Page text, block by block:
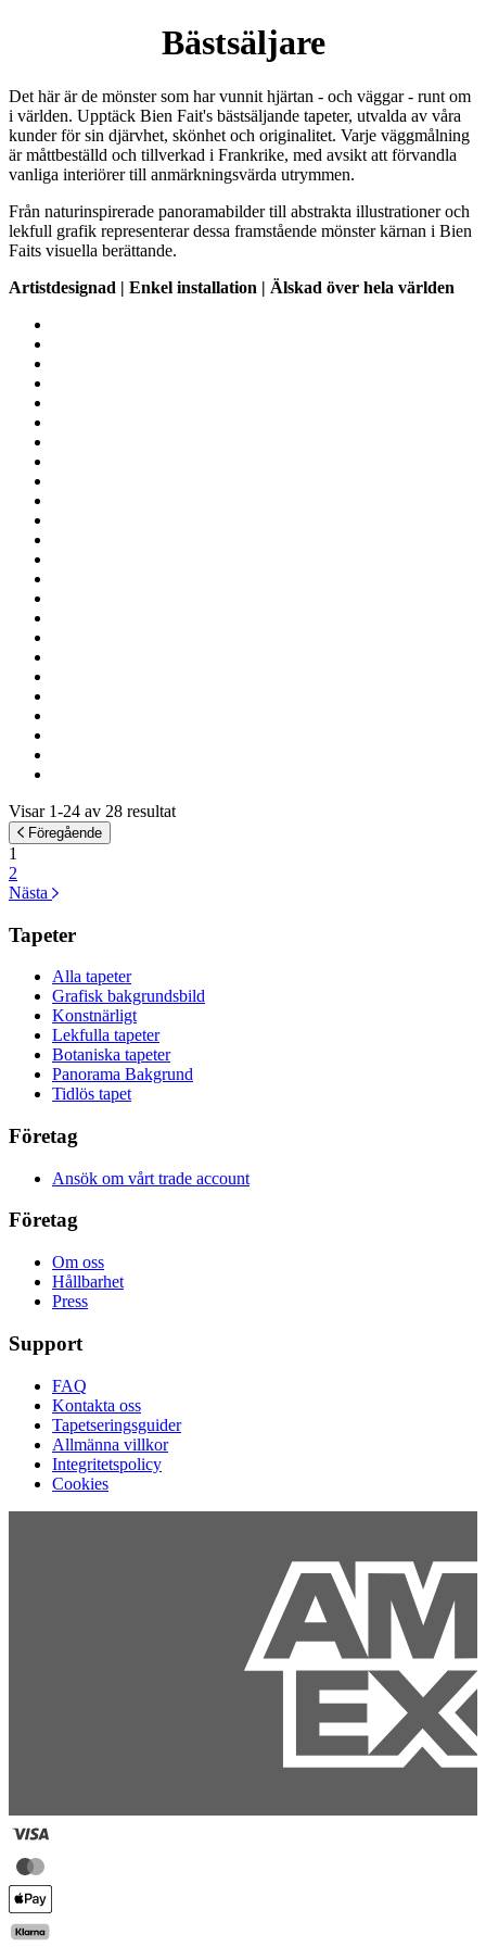
Bästsäljare
Det här är de mönster som har vunnit hjärtan - och väggar - runt om
i världen. Upptäck Bien Fait's bästsäljande tapeter, utvalda av våra
kunder för sin djärvhet, skönhet och originalitet. Varje väggmålning
är måttbeställd och tillverkad i Frankrike, med avsikt att förvandla
vanliga interiörer till anmärkningsvärda utrymmen.
Från naturinspirerade panoramabilder till abstrakta illustrationer och
lekfull grafik representerar dessa framstående mönster kärnan i Bien
Faits visuella berättande.
Artistdesignad | Enkel installation | Älskad över hela världen
Visar 1-24 av 28 resultat
Föregående
1
2
Nästa
Tapeter
Alla tapeter
Grafisk bakgrundsbild
Konstnärligt
Lekfulla tapeter
Botaniska tapeter
Panorama Bakgrund
Tidlös tapet
Företag
Ansök om vårt trade account
Företag
Om oss
Hållbarhet
Press
Support
FAQ
Kontakta oss
Tapetseringsguider
Allmänna villkor
Integritetspolicy
Cookies